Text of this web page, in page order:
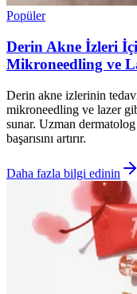
Popüler
Derin Akne İzleri
Mikroneedling ve
Derin akne izlerinin
mikroneedling ve lazer
sunar. Uzman
başarısını artırır.
Daha fazla bilgi edinin